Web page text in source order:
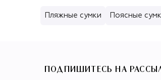
Пляжные сумки Поясные
ПОДПИШИТЕСЬ НА